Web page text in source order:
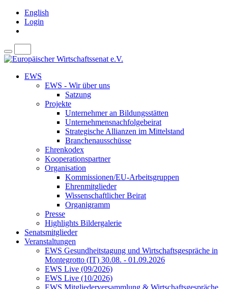
English
Login
EWS
EWS - Wir über uns
Satzung
Projekte
Unternehmer an Bildungsstätten
Unternehmensnachfolgebeirat
Strategische Allianzen im Mittelstand
Branchenausschüsse
Ehrenkodex
Kooperationspartner
Organisation
Kommissionen/EU-Arbeitsgruppen
Ehrenmitglieder
Wissenschaftlicher Beirat
Organigramm
Presse
Highlights Bildergalerie
Senatsmitglieder
Veranstaltungen
EWS Gesundheitstagung und Wirtschaftsgespräche in
Montegrotto (IT) 30.08. - 01.09.2026
EWS Live (09/2026)
EWS Live (10/2026)
EWS Mitgliederversammlung & Wirtschaftsgespräche